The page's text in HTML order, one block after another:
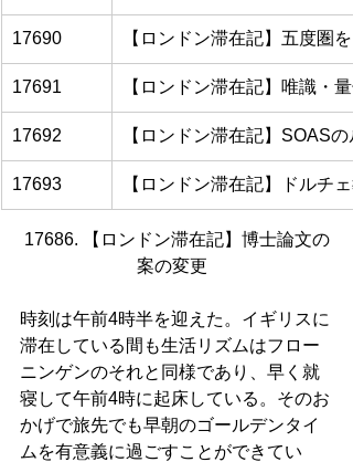
17690 【ロンドン滞在記】五度圏
17691 【ロンドン滞在記】唯識・
17692 【ロンドン滞在記】SOAS
17693 【ロンドン滞在記】ドルチ
17686. 【ロンドン滞在記】博士論文の
案の変更
時刻は午前4時半を迎えた。イギリスに
滞在している間も生活リズムはフロー
ニンゲンのそれと同様であり、早く就
寝して午前4時に起床している。そのお
かげで旅先でも早朝のゴールデンタイ
ムを有意義に過ごすことができてい